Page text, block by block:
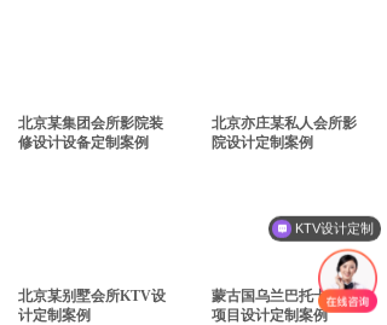
北京某集团会所影院装
修设计设备定制案例
北京亦庄某私人会所影
院设计定制案例
北京某别墅会所KTV设
计定制案例
蒙古国乌兰巴托卡拉OK
项目设计定制案例
KTV设计定制